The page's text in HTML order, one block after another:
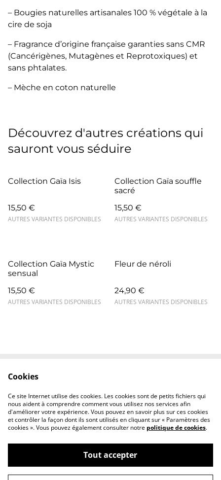
– Bougies naturelles artisanales 100 % végétale à la
cire de soja
– Fragrance d’origine française garanties sans CMR
(Cancérigènes, Mutagènes et Reprotoxiques) et
sans phtalates.
– Mèche en coton naturelle
Découvrez d'autres créations qui
sauront vous séduire
Collection Gaïa Isis
15,50 €
AUTRES VARIANTES DISPONIBLES
Collection Gaïa souffle
sacré
15,50 €
AUTRES VARIANTES DISPONIBLES
Collection Gaïa Mystic
sensual
15,50 €
AUTRES VARIANTES DISPONIBLES
Fleur de néroli
24,90 €
AUTRES VARIANTES DISPONIBLES
Politique de
confidentialité
Politique de cookies
©2026Atelier Nomad
Cookies
Ce site Internet utilise des cookies. Les cookies sont de petits fichiers qui
nous aident à comprendre comment vous utilisez nos services afin
d'améliorer votre expérience. Vous pouvez en savoir plus sur ces cookies
et contrôler la façon dont ils sont utilisés en cliquant sur « Paramètres des
cookies ». Vous pouvez également consulter notre politique de cookies.
Tout accepter